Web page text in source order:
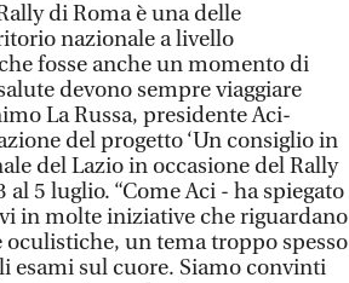
di Roma è una delle
nazionale a livello
fosse anche un momento di
devono sempre viaggiare
La Russa, presidente Aci-
del progetto ‘Un consiglio in
del Lazio in occasione del Rally
5 luglio. “Come Aci - ha spiegato
in molte iniziative che riguardano
un tema troppo spesso
esami sul cuore. Siamo convinti